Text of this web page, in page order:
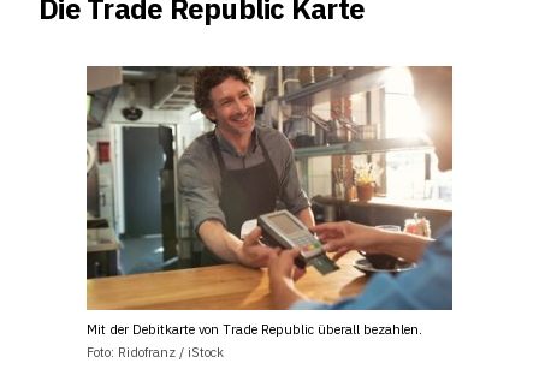
Die Trade Republic Karte
Mit der Debitkarte von Trade Republic überall bezahlen.
Foto: Ridofranz / iStock